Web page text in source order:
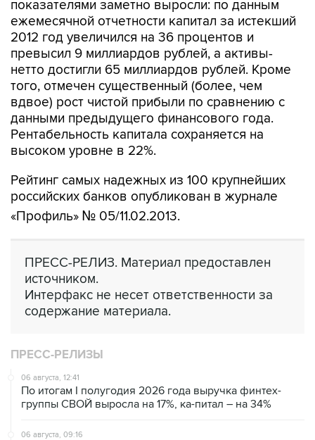
показателями заметно выросли: по данным
ежемесячной отчетности капитал за истекший
2012 год увеличился на 36 процентов и
превысил 9 миллиардов рублей, а активы-
нетто достигли 65 миллиардов рублей. Кроме
того, отмечен существенный (более, чем
вдвое) рост чистой прибыли по сравнению с
данными предыдущего финансового года.
Рентабельность капитала сохраняется на
высоком уровне в 22%.
Рейтинг самых надежных из 100 крупнейших
российских банков опубликован в журнале
«Профиль» № 05/11.02.2013.
ПРЕСС-РЕЛИЗ. Материал предоставлен
источником.
Интерфакс не несет ответственности за
содержание материала.
ПРЕСС-РЕЛИЗЫ
06 августа, 12:41
По итогам I полугодия 2026 года выручка финтех-
группы СВОЙ выросла на 17%, ка-питал – на 34%
06 августа, 09:16